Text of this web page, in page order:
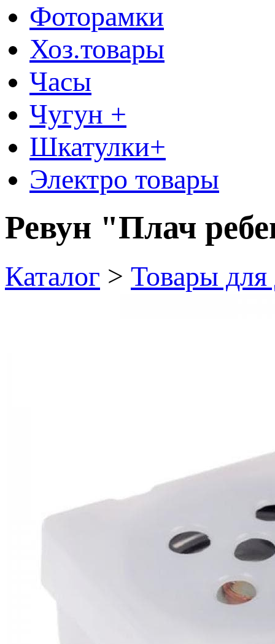
Фоторамки
Хоз.товары
Часы
Чугун +
Шкатулки+
Электро товары
Ревун "Плач
Каталог > Товары для